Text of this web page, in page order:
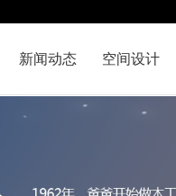
新闻动态 空间设计